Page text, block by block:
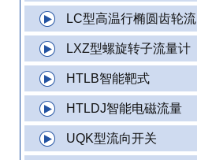
LC型高温行椭圆齿轮流
LXZ型螺旋转子流量计
HTLB智能靶式
HTLDJ智能电磁流量
UQK型流向开关